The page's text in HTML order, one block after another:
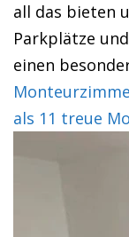
all das bieten
Parkplätze
einen
als 11 treue